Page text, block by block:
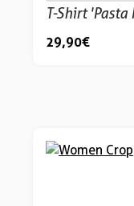
T-Shirt 'Pasta
29,90 €